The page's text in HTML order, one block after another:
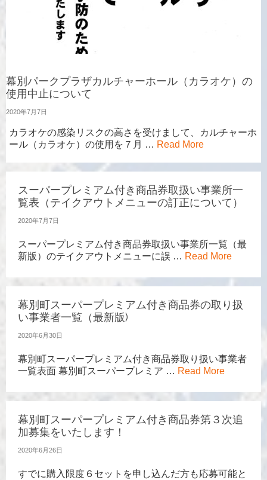
幕別パークプラザカルチャーホール（カラオケ）の
使用中止について
2020年7月7日
カラオケの感染リスクの高さを受けまして、カルチャーホ
ール（カラオケ）の使用を７月 … Read More
スーパープレミアム付き商品券取扱い事業所一
覧表（テイクアウトメニューの訂正について）
2020年7月7日
スーパープレミアム付き商品券取扱い事業所一覧（最
新版）のテイクアウトメニューに誤 … Read More
幕別町スーパープレミアム付き商品券の取り扱
い事業者一覧（最新版)
2020年6月30日
幕別町スーパープレミアム付き商品券取り扱い事業者
一覧表面 幕別町スーパープレミア … Read More
幕別町スーパープレミアム付き商品券第３次追
加募集をいたします！
2020年6月26日
すでに購入限度６セットを申し込んだ方も応募可能と